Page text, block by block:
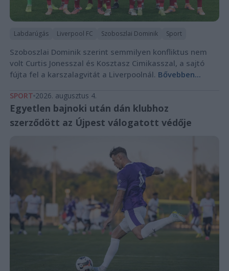
Labdarúgás Liverpool FC Szoboszlai Dominik Sport
Szoboszlai Dominik szerint semmilyen konfliktus nem
volt Curtis Jonesszal és Kosztasz Cimikasszal, a sajtó
fújta fel a karszalagvitát a Liverpoolnál. Bővebben...
SPORT 2026. augusztus 4.
Egyetlen bajnoki után dán klubhoz
szerződött az Újpest válogatott védője